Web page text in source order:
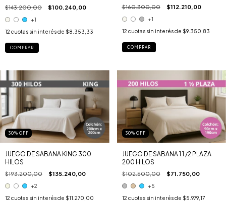
$143.200,00 $100.240,00
+1
12 cuotas sin interés de $8.353,33
COMPRAR
$160.300,00 $112.210,00
+1
12 cuotas sin interés de $9.350,83
COMPRAR
30% OFF
JUEGO DE SABANA KING 300
HILOS
$193.200,00 $135.240,00
+2
12 cuotas sin interés de $11.270,00
30% OFF
JUEGO DE SABANA 1 1 /2 PLAZA
200 HILOS
$102.500,00 $71.750,00
+5
12 cuotas sin interés de $5.979,17